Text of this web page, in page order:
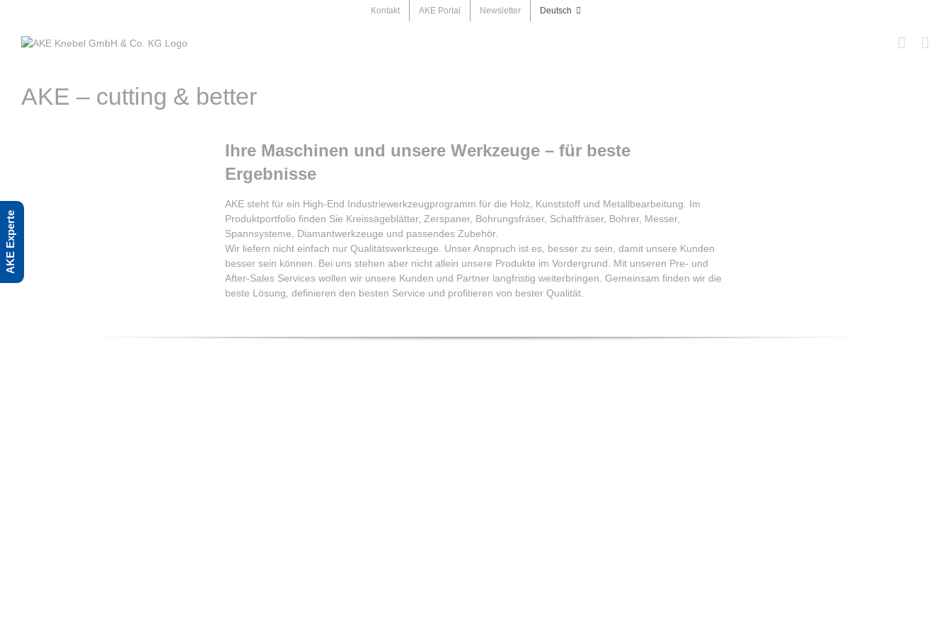
content
Kontakt AKE Portal Newsletter Deutsch
AKE – cutting & better
Ihre Maschinen und unsere Werkzeuge – für beste
Ergebnisse
AKE steht für ein High-End Industriewerkzeugprogramm für die Holz, Kunststoff und Metallbearbeitung. Im
Produktportfolio finden Sie Kreissägeblätter, Zerspaner, Bohrungsfräser, Schaftfräser, Bohrer, Messer,
Spannsysteme, Diamantwerkzeuge und passendes Zubehör.
Wir liefern nicht einfach nur Qualitätswerkzeuge. Unser Anspruch ist es, besser zu sein, damit unsere Kunden
besser sein können. Bei uns stehen aber nicht allein unsere Produkte im Vordergrund. Mit unseren Pre- und
After-Sales Services wollen wir unsere Kunden und Partner langfristig weiterbringen. Gemeinsam finden wir die
beste Lösung, definieren den besten Service und profitieren von bester Qualität.
AKE Experte